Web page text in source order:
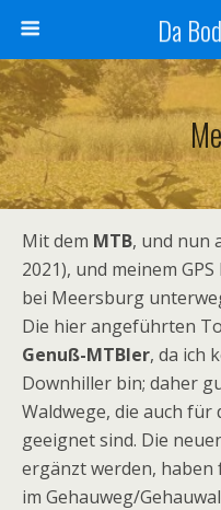
Da
Mit dem MTB, und nun
2021), und meinem
bei Meersburg
Die hier angeführten
Genuß-MTBler, da ich
Downhiller bin; daher
Waldwege, die auch für
geeignet sind. Die
ergänzt werden,
im Gehauweg/